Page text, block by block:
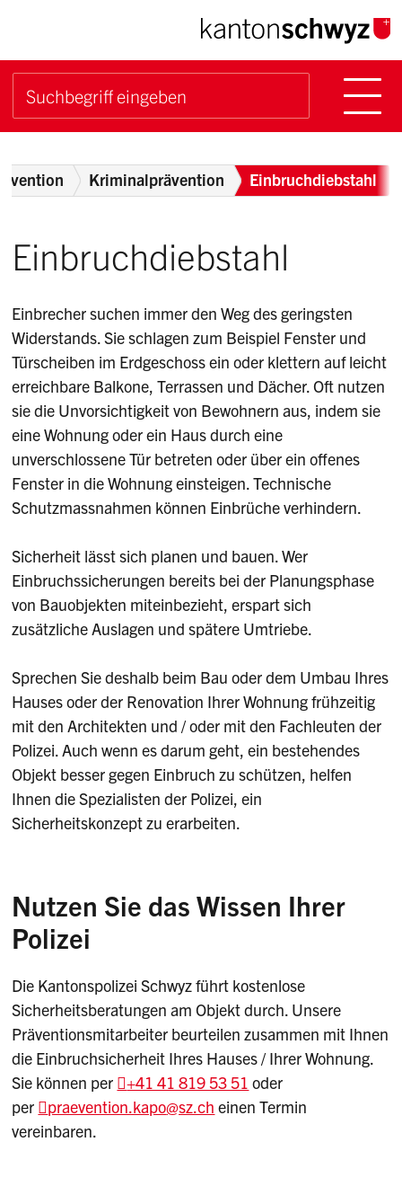
Navigieren im Kanton
Schnellnavigation
Suchbegriff
Breadcrumb
Kriminalprävention Einbruchdiebstahl
Einbruchdiebstahl
Einbrecher suchen immer den Weg des geringsten
Widerstands. Sie schlagen zum Beispiel Fenster und
Türscheiben im Erdgeschoss ein oder klettern auf leicht
erreichbare Balkone, Terrassen und Dächer. Oft nutzen
sie die Unvorsichtigkeit von Bewohnern aus, indem sie
eine Wohnung oder ein Haus durch eine
unverschlossene Tür betreten oder über ein offenes
Fenster in die Wohnung einsteigen. Technische
Schutzmassnahmen können Einbrüche verhindern.
Sicherheit lässt sich planen und bauen. Wer
Einbruchssicherungen bereits bei der Planungsphase
von Bauobjekten miteinbezieht, erspart sich
zusätzliche Auslagen und spätere Umtriebe.
Sprechen Sie deshalb beim Bau oder dem Umbau Ihres
Hauses oder der Renovation Ihrer Wohnung frühzeitig
mit den Architekten und / oder mit den Fachleuten der
Polizei. Auch wenn es darum geht, ein bestehendes
Objekt besser gegen Einbruch zu schützen, helfen
Ihnen die Spezialisten der Polizei, ein
Sicherheitskonzept zu erarbeiten.
Nutzen Sie das Wissen Ihrer
Polizei
Die Kantonspolizei Schwyz führt kostenlose
Sicherheitsberatungen am Objekt durch. Unsere
Präventionsmitarbeiter beurteilen zusammen mit Ihnen
die Einbruchsicherheit Ihres Hauses / Ihrer Wohnung.
Sie können per
+41 41 819 53 51 oder
per
praevention.kapo@sz.ch einen Termin
vereinbaren.